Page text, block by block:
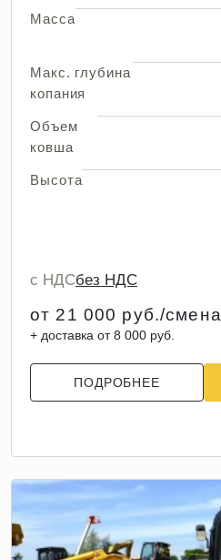
Масса
Макс. глубина
копания
Объем
ковша
Высота
с НДСбез НДС
от 21 000 руб./смена
+ доставка от 8 000 руб.
ПОДРОБНЕЕ